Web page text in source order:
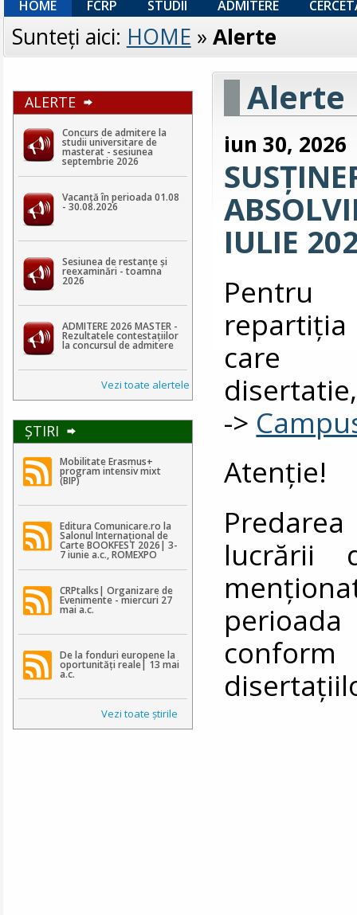
HOME FCRP STUDII ADMITERE
Sunteţi aici: HOME » Alerte
ALERTE
Concurs de admitere la
studii universitare de
masterat - sesiunea
septembrie 2026
Vacanță în perioada 01.08
- 30.08.2026
Sesiunea de restanțe și
reexaminări - toamna
2026
ADMITERE 2026 MASTER -
Rezultatele contestaţiilor
la concursul de admitere
Vezi toate alertele
ŞTIRI
Mobilitate Erasmus+
program intensiv mixt
(BIP)
Editura Comunicare.ro la
Salonul Internațional de
Carte BOOKFEST 2026| 3-
7 iunie a.c., ROMEXPO
CRPtalks| Organizare de
Evenimente - miercuri 27
mai a.c.
De la fonduri europene la
oportunități reale| 13 mai
a.c.
Vezi toate ştirile
Alerte
iun 30, 2026
IULIE
Pentru
repartiţia
care
->
Atenţie!
lucrării